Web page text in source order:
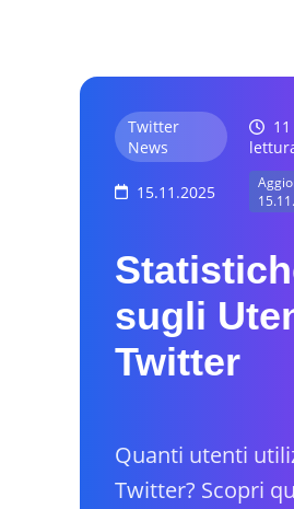
Twitter
News
15.11.2025
sugli
Twitter
Quanti utenti
Twitter? Scopri